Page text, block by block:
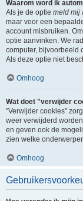
Waarom word ik
Als je de optie meld mij
maar voor een
account misbruiken.
optie aanvinken. We
computer, bijvoorbeeld
Als deze optie niet
Omhoog
Wat doet "verwijder
"Verwijder cookies"
weer verwijderd
en geven ook de
zien welke
Omhoog